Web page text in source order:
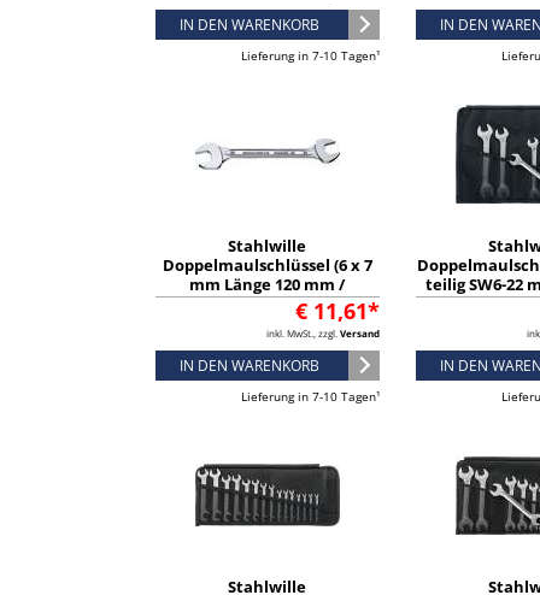
IN DEN WARENKORB
Lieferung in 7-10 Tagen¹
IN DEN
Stahlwille
Doppelmaulschlüssel (6 x 7
mm Länge 120 mm /
verchromt) - 40030607
€ 11,61*
inkl. MwSt., zzgl. Versand
IN DEN WARENKORB
Lieferung in 7-10 Tagen¹
teilig SW6-22
Alloy-Stahl
IN DEN
Stahlwille